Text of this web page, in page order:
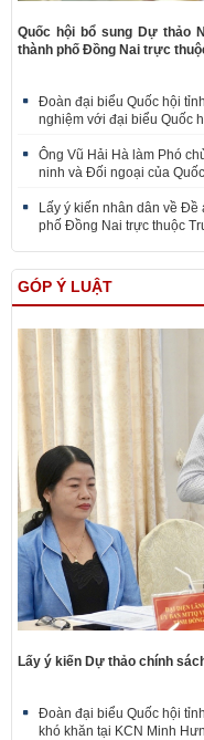
Quốc hội bổ sung Dự thảo
thành phố Đồng Nai trực
Đoàn đại biểu Quốc hội
nghiệm với đại biểu Quốc
Ông Vũ Hải Hà làm Phó
ninh và Đối ngoại của
Lấy ý kiến nhân dân về
phố Đồng Nai trực thuộc
GÓP Ý LUẬT
Lấy ý kiến Dự thảo chính
Đoàn đại biểu Quốc hội
khó khăn tại KCN Minh